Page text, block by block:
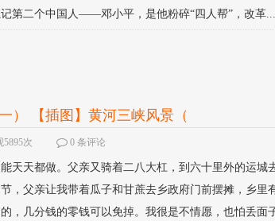
第二个中国人——邓小平，是他粉碎“四人帮”，改革...
） 【插图】黄河三峡风景（
次 0 条评论
天天都做。父亲又骑着二八大杠，到六十里外的运城
，父亲让我带着瓜子和甘蔗去乡政府门前摆摊，乡里
，几分钱的零钱可以免掉。我很是不情愿，也怕丢面